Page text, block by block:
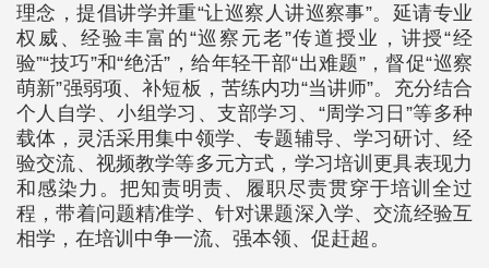
理念，提倡讲学并重“让巡察人讲巡察事”。延请专业
权威、经验丰富的“巡察元老”传道授业，讲授“经
验”“技巧”和“绝活”，给年轻干部“出难题”，督促“巡察
萌新”强弱项、补短板，苦练内功“当讲师”。充分结合
个人自学、小组学习、支部学习、“周学习日”等多种
载体，灵活采用集中领学、专题辅导、学习研讨、经
验交流、视频教学等多元方式，学习培训更具表现力
和感染力。把知责明责、履职尽责贯穿于培训全过
程，带着问题精准学、针对课题深入学、交流经验互
相学，在培训中争一流、强本领、促赶超。